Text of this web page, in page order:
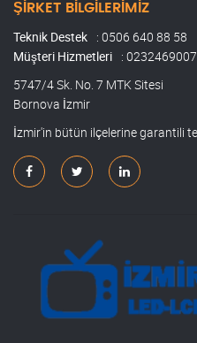
ŞIRKET BILGILERIMIZ
Teknik Destek : 0506 640 88 58
Müşteri Hizmetleri :
5747/4 Sk. No. 7 MTK Sitesi
Bornova İzmir
İzmir'in bütün ilçelerine garantili